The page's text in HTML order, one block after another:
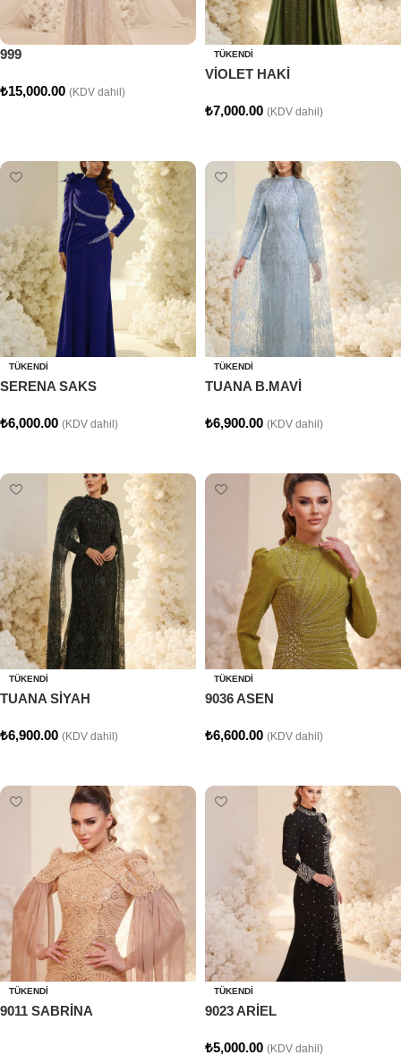
999
₺15,000.00 (KDV dahil)
TÜKENDI
VİOLET HAKİ
₺7,000.00 (KDV dahil)
TÜKENDI
SERENA SAKS
₺6,000.00 (KDV dahil)
TÜKENDI
TUANA B.MAVİ
₺6,900.00 (KDV dahil)
TÜKENDI
TUANA SİYAH
₺6,900.00 (KDV dahil)
TÜKENDI
9036 ASEN
₺6,600.00 (KDV dahil)
TÜKENDI
9011 SABRİNA
TÜKENDI
9023 ARİEL
₺5,000.00 (KDV dahil)